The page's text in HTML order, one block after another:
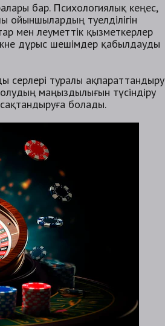
бар. Психологиялық кеңес,
тәуелділігін
мен әлеуметтік қызметкерлер
дұрыс шешімдер қабылдауды
туралы ақпараттандыру
маңыздылығын түсіндіру
болады.